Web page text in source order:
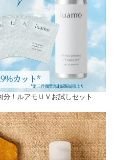
分！ルアモＵＶお試しセット